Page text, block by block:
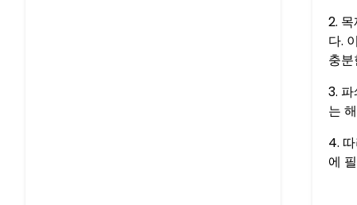
2.
다.
충
3.
는
4.
에